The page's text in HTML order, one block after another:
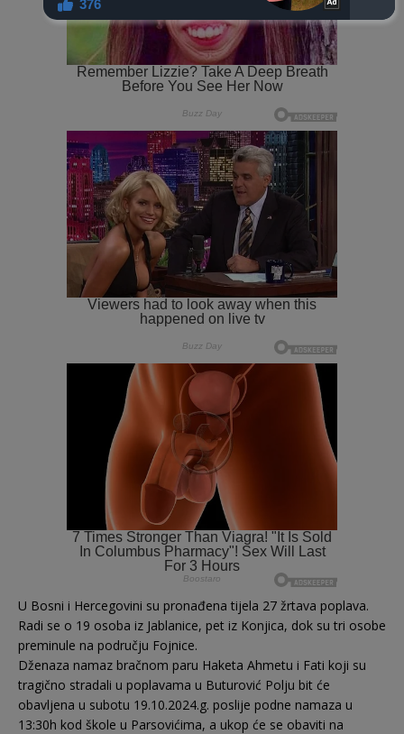
U Bosni i Hercegovini su pronađena tijela 27 žrtava poplava.
Radi se o 19 osoba iz Jablanice, pet iz Konjica, dok su tri osobe
preminule na području Fojnice.
Dženaza namaz bračnom paru Haketa Ahmetu i Fati koji su
tragično stradali u poplavama u Buturović Polju bit će
obavljena u subotu 19.10.2024.g. poslije podne namaza u
13:30h kod škole u Parsovićima, a ukop će se obaviti na